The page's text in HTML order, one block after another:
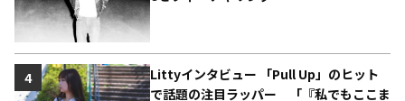
Littyインタビュー 「Pull Up」のヒット
で話題の注目ラッパー 「『私でもここま
4